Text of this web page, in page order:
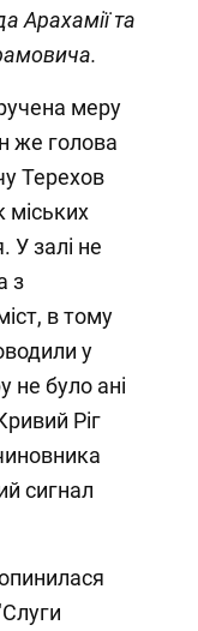
Арахамії та
меру
же голова
Терехов
міських
У залі не
з
в тому
у
не було ані
Ріг
сигнал